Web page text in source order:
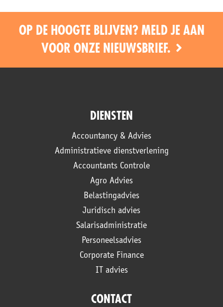
OP DE HOOGTE BLIJVEN? MELD JE AAN
VOOR ONZE NIEUWSBRIEF.
DIENSTEN
Accountancy & Advies
Administratieve dienstverlening
Accountants Controle
Agro Advies
Belastingadvies
Juridisch advies
Salarisadministratie
Personeelsadvies
Corporate Finance
IT advies
CONTACT